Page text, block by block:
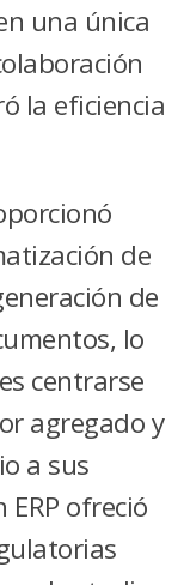
una única
la eficiencia
de
de
lo
centrarse
agregado y
a sus
ofreció